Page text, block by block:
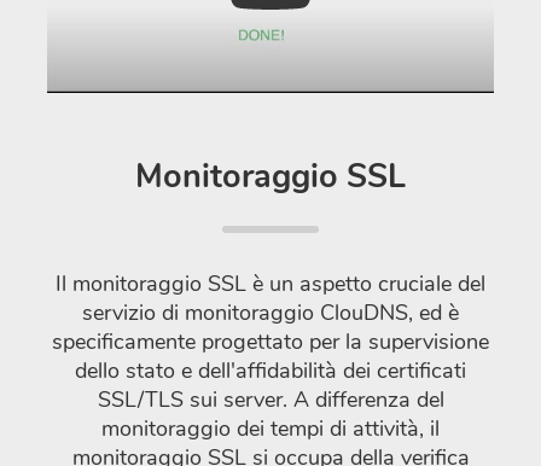
Monitoraggio SSL
Il monitoraggio SSL è un aspetto cruciale del
servizio di monitoraggio ClouDNS, ed è
specificamente progettato per la supervisione
dello stato e dell'affidabilità dei certificati
SSL/TLS sui server. A differenza del
monitoraggio dei tempi di attività, il
monitoraggio SSL si occupa della verifica